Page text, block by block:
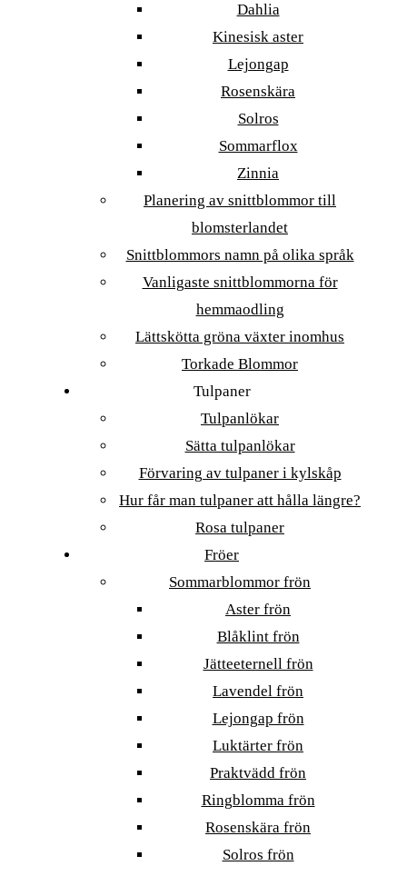
Dahlia
Kinesisk aster
Lejongap
Rosenskära
Solros
Sommarflox
Zinnia
Planering av snittblommor till
blomsterlandet
Snittblommors namn på olika språk
Vanligaste snittblommorna för
hemmaodling
Lättskötta gröna växter inomhus
Torkade Blommor
Tulpaner
Tulpanlökar
Sätta tulpanlökar
Förvaring av tulpaner i kylskåp
Hur får man tulpaner att hålla längre?
Rosa tulpaner
Fröer
Sommarblommor frön
Aster frön
Blåklint frön
Jätteeternell frön
Lavendel frön
Lejongap frön
Luktärter frön
Praktvädd frön
Ringblomma frön
Rosenskära frön
Solros frön